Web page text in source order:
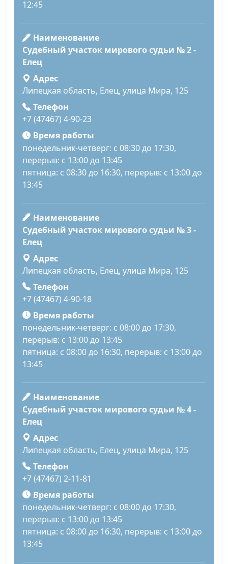
12:45
Наименование
Судебный участок мирового судьи № 2 -
Елец
Адрес
Липецкая область, Елец, улица Мира, 125
Телефон
+7 (47467) 4-90-23
Время работы
понедельник-четверг: с 08:30 до 17:30,
перерыв: с 13:00 до 13:45
пятница: с 08:30 до 16:30, перерыв: с 13:00 до
13:45
Наименование
Судебный участок мирового судьи № 3 -
Елец
Адрес
Липецкая область, Елец, улица Мира, 125
Телефон
+7 (47467) 4-90-18
Время работы
понедельник-четверг: с 08:00 до 17:30,
перерыв: с 13:00 до 13:45
пятница: с 08:00 до 16:30, перерыв: с 13:00 до
13:45
Наименование
Судебный участок мирового судьи № 4 -
Елец
Адрес
Липецкая область, Елец, улица Мира, 125
Телефон
+7 (47467) 2-11-81
Время работы
понедельник-четверг: с 08:00 до 17:30,
перерыв: с 13:00 до 13:45
пятница: с 08:00 до 16:30, перерыв: с 13:00 до
13:45